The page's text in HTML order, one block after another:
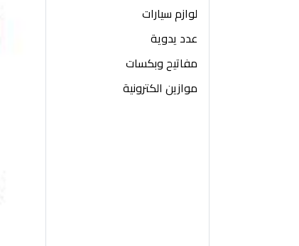
لوازم سيارات
عدد يدوية
مفاتيح وبكسات
موازين الكترونية